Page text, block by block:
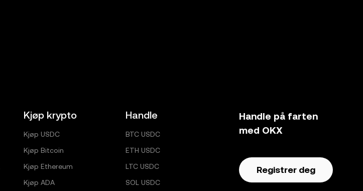
Kjøp krypto
Kjøp USDC
Kjøp Bitcoin
Kjøp Ethereum
Kjøp ADA
Handle
BTC USDC
ETH USDC
LTC USDC
SOL USDC
Handle på farten
med OKX
Registrer deg